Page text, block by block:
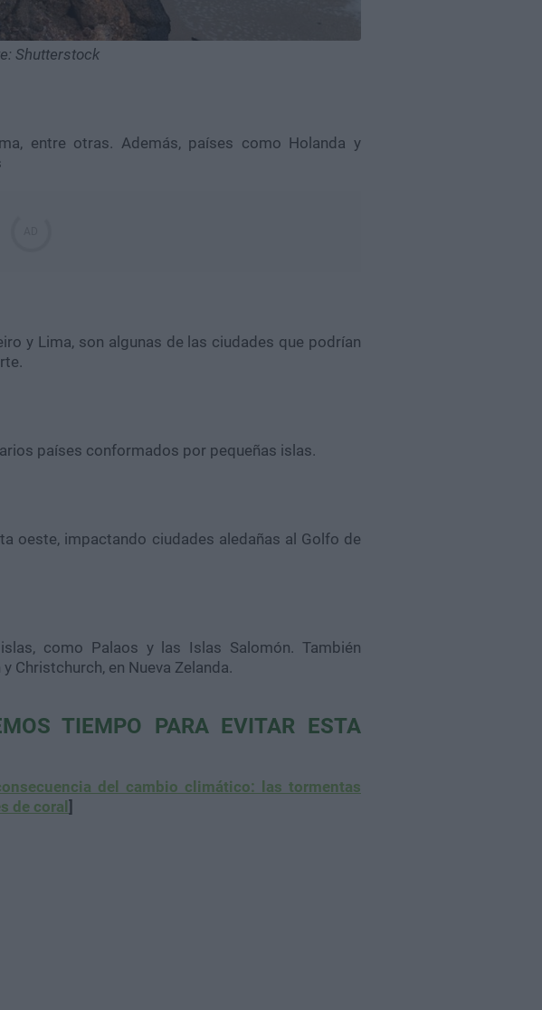
Shutterstock
entre otras. Además, países como Holanda y
y Lima, son algunas de las ciudades que podrían
países conformados por pequeñas islas.
oeste, impactando ciudades aledañas al Golfo de
como Palaos y las Islas Salomón. También
Christchurch, en Nueva Zelanda.
TIEMPO PARA EVITAR ESTA
del cambio climático: las tormentas
de coral ]